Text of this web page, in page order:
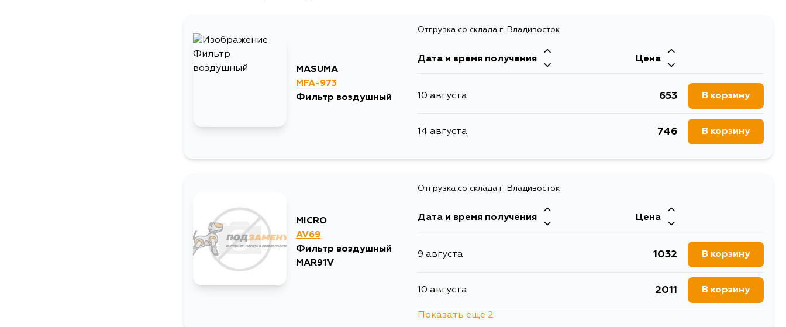
MASUMA
MFA-973
Фильтр воздушный
Отгрузка со склада г. Владивосток
Дата и время получения Цена
10 августа 653 В корзину
14 августа 746 В корзину
MICRO
AV69
Фильтр воздушный
MAR91V
Отгрузка со склада г. Владивосток
Дата и время получения Цена
9 августа 1032 В корзину
10 августа 2011 В корзину
Показать еще 2